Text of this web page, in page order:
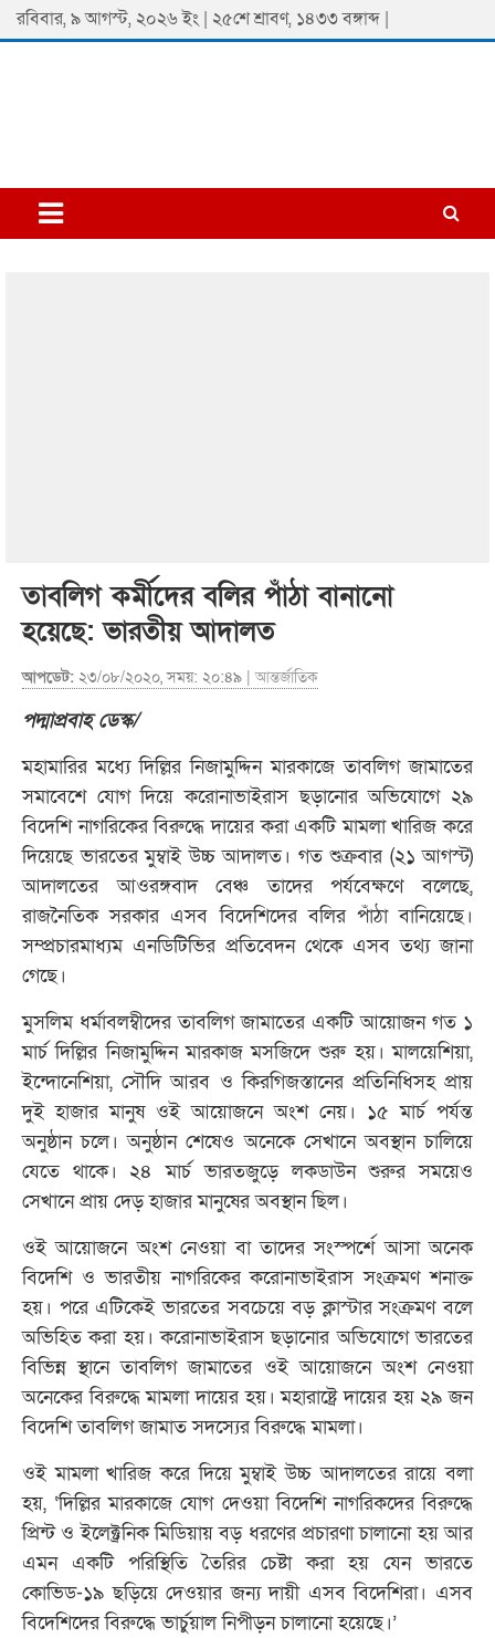
Skip
to
রবিবার, ৯ আগস্ট, ২০২৬ ইং | ২৫শে শ্রাবণ, ১৪৩৩ বঙ্গাব্দ |
Padmaprobaha
Online Newspaper Portal
তাবলিগ কর্মীদের বলির পাঁঠা বানানো
হয়েছে: ভারতীয় আদালত
আপডেট: ২৩/০৮/২০২০, সময়: ২০:৪৯ |আন্তর্জাতিক
পদ্মাপ্রবাহ ডেস্ক/
মহামারির মধ্যে দিল্লির নিজামুদ্দিন মারকাজে তাবলিগ জামাতের
সমাবেশে যোগ দিয়ে করোনাভাইরাস ছড়ানোর অভিযোগে ২৯
বিদেশি নাগরিকের বিরুদ্ধে দায়ের করা একটি মামলা খারিজ করে
দিয়েছে ভারতের মুম্বাই উচ্চ আদালত। গত শুক্রবার (২১ আগস্ট)
আদালতের আওরঙ্গবাদ বেঞ্চ তাদের পর্যবেক্ষণে বলেছে,
রাজনৈতিক সরকার এসব বিদেশিদের বলির পাঁঠা বানিয়েছে।
সম্প্রচারমাধ্যম এনডিটিভির প্রতিবেদন থেকে এসব তথ্য জানা
গেছে।
মুসলিম ধর্মাবলম্বীদের তাবলিগ জামাতের একটি আয়োজন গত ১
মার্চ দিল্লির নিজামুদ্দিন মারকাজ মসজিদে শুরু হয়। মালয়েশিয়া,
ইন্দোনেশিয়া, সৌদি আরব ও কিরগিজস্তানের প্রতিনিধিসহ প্রায়
দুই হাজার মানুষ ওই আয়োজনে অংশ নেয়। ১৫ মার্চ পর্যন্ত
অনুষ্ঠান চলে। অনুষ্ঠান শেষেও অনেকে সেখানে অবস্থান চালিয়ে
যেতে থাকে। ২৪ মার্চ ভারতজুড়ে লকডাউন শুরুর সময়েও
সেখানে প্রায় দেড় হাজার মানুষের অবস্থান ছিল।
ওই আয়োজনে অংশ নেওয়া বা তাদের সংস্পর্শে আসা অনেক
বিদেশি ও ভারতীয় নাগরিকের করোনাভাইরাস সংক্রমণ শনাক্ত
হয়। পরে এটিকেই ভারতের সবচেয়ে বড় ক্লাস্টার সংক্রমণ বলে
অভিহিত করা হয়। করোনাভাইরাস ছড়ানোর অভিযোগে ভারতের
বিভিন্ন স্থানে তাবলিগ জামাতের ওই আয়োজনে অংশ নেওয়া
অনেকের বিরুদ্ধে মামলা দায়ের হয়। মহারাষ্ট্রে দায়ের হয় ২৯ জন
বিদেশি তাবলিগ জামাত সদস্যের বিরুদ্ধে মামলা।
ওই মামলা খারিজ করে দিয়ে মুম্বাই উচ্চ আদালতের রায়ে বলা
হয়, ‘দিল্লির মারকাজে যোগ দেওয়া বিদেশি নাগরিকদের বিরুদ্ধে
প্রিন্ট ও ইলেক্ট্রনিক মিডিয়ায় বড় ধরণের প্রচারণা চালানো হয় আর
এমন একটি পরিস্থিতি তৈরির চেষ্টা করা হয় যেন ভারতে
কোভিড-১৯ ছড়িয়ে দেওয়ার জন্য দায়ী এসব বিদেশিরা। এসব
বিদেশিদের বিরুদ্ধে ভার্চুয়াল নিপীড়ন চালানো হয়েছে।’